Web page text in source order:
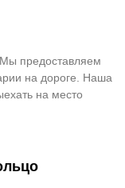
предоставляем
на дороге. Наша
на место